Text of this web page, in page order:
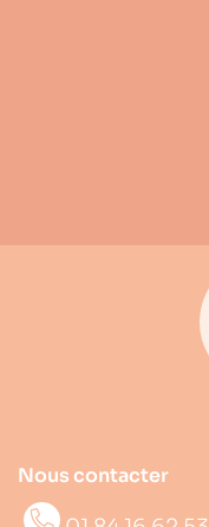
Nous contacter